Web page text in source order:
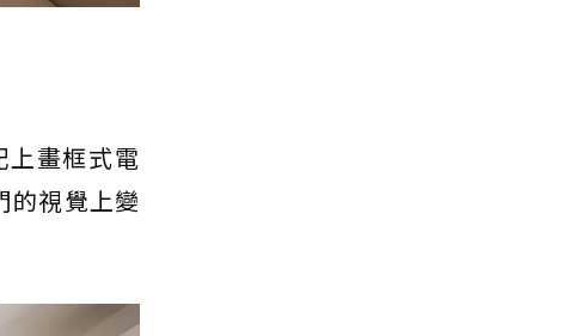
畫框式電
的視覺上變